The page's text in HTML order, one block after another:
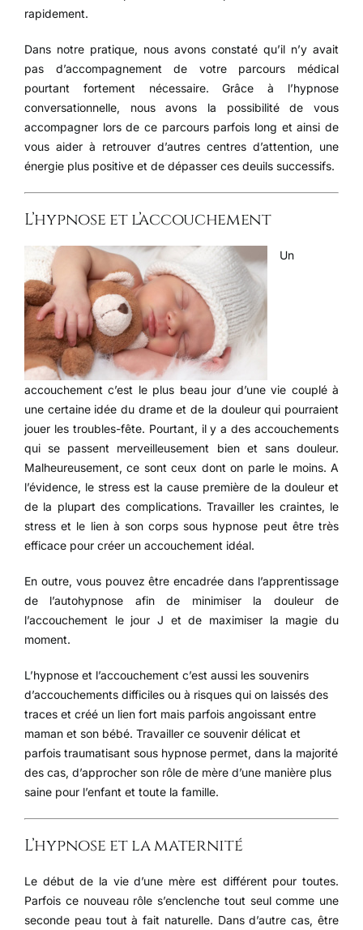
rapidement.
Dans notre pratique, nous avons constaté qu’il n’y avait
pas d’accompagnement de votre parcours médical
pourtant fortement nécessaire. Grâce à l’hypnose
conversationnelle, nous avons la possibilité de vous
accompagner lors de ce parcours parfois long et ainsi de
vous aider à retrouver d’autres centres d’attention, une
énergie plus positive et de dépasser ces deuils successifs.
L’hypnose et l’accouchement
Un
accouchement c’est le plus beau jour d’une vie couplé à
une certaine idée du drame et de la douleur qui pourraient
jouer les troubles-fête. Pourtant, il y a des accouchements
qui se passent merveilleusement bien et sans douleur.
Malheureusement, ce sont ceux dont on parle le moins. A
l’évidence, le stress est la cause première de la douleur et
de la plupart des complications. Travailler les craintes, le
stress et le lien à son corps sous hypnose peut être très
efficace pour créer un accouchement idéal.
En outre, vous pouvez être encadrée dans l’apprentissage
de l’autohypnose afin de minimiser la douleur de
l’accouchement le jour J et de maximiser la magie du
moment.
L’hypnose et l’accouchement c’est aussi les souvenirs
d’accouchements difficiles ou à risques qui on laissés des
traces et créé un lien fort mais parfois angoissant entre
maman et son bébé. Travailler ce souvenir délicat et
parfois traumatisant sous hypnose permet, dans la majorité
des cas, d’approcher son rôle de mère d’une manière plus
saine pour l’enfant et toute la famille.
L’hypnose et la maternité
Le début de la vie d’une mère est différent pour toutes.
Parfois ce nouveau rôle s’enclenche tout seul comme une
seconde peau tout à fait naturelle. Dans d’autre cas, être